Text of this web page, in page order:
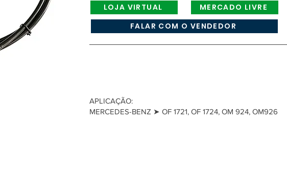
LOJA VIRTUAL
MERCADO LIVRE
FALAR COM O VENDEDOR
APLICAÇÃO:
MERCEDES-BENZ ➤ OF 1721, OF 1724, OM 924, OM926